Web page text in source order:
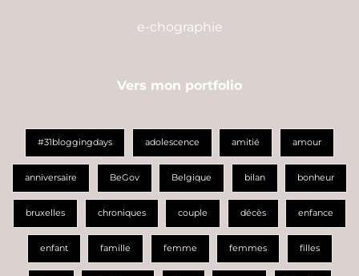
e-chographie
Vers mon portfolio
#31bloggingdays adolescence amitié amour
anniversaire BeGov Belgique bilan bonheur
bruxelles chroniques couple décès enfance
enfant famille femme femmes filles